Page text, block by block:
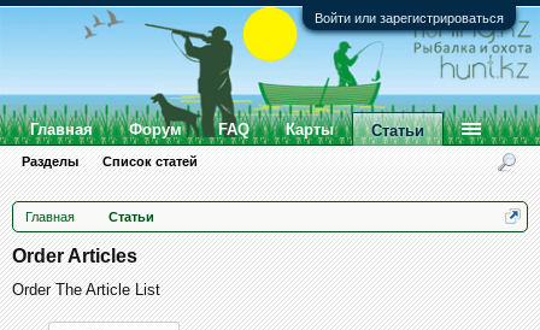
Войти или зарегистрироваться
Главная Статьи
Order Articles
Order The Article List
Главная Форум FAQ Карты Статьи
Разделы Список статей